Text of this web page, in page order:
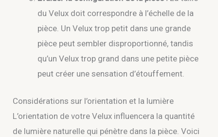
du Velux doit correspondre à l’échelle de la
pièce. Un Velux trop petit dans une grande
pièce peut sembler disproportionné, tandis
qu’un Velux trop grand dans une petite pièce
peut créer une sensation d’étouffement.
Considérations sur l’orientation et la lumière
L’orientation de votre Velux influencera la quantité
de lumière naturelle qui pénètre dans la pièce. Voici